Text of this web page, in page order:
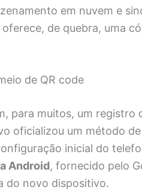
em nuvem e
de quebra, uma
de QR code
para muitos, um registro
oficializou um método
inicial do
Android, fornecido pelo
do novo dispositivo.